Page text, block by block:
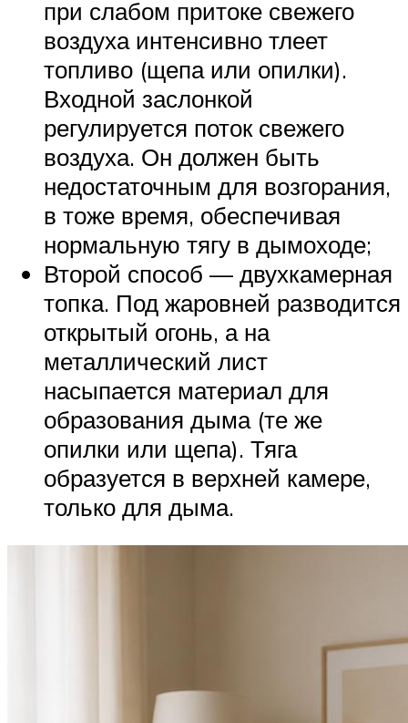
при слабом притоке свежего
воздуха интенсивно тлеет
топливо (щепа или опилки).
Входной заслонкой
регулируется поток свежего
воздуха. Он должен быть
недостаточным для возгорания,
в тоже время, обеспечивая
нормальную тягу в дымоходе;
Второй способ — двухкамерная
топка. Под жаровней разводится
открытый огонь, а на
металлический лист
насыпается материал для
образования дыма (те же
опилки или щепа). Тяга
образуется в верхней камере,
только для дыма.